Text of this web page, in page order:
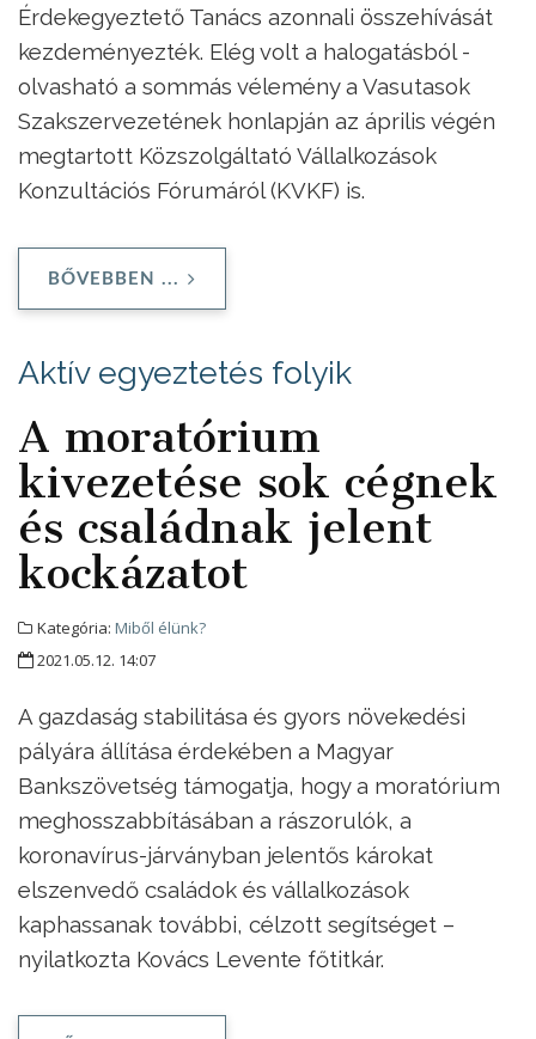
Érdekegyeztető Tanács azonnali összehívását
kezdeményezték. Elég volt a halogatásból -
olvasható a sommás vélemény a Vasutasok
Szakszervezetének honlapján az április végén
megtartott Közszolgáltató Vállalkozások
Konzultációs Fórumáról (KVKF) is.
BŐVEBBEN ...
Aktív egyeztetés folyik
A moratórium
kivezetése sok cégnek
és családnak jelent
kockázatot
Kategória: Miből élünk?
2021.05.12. 14:07
A gazdaság stabilitása és gyors növekedési
pályára állítása érdekében a Magyar
Bankszövetség támogatja, hogy a moratórium
meghosszabbításában a rászorulók, a
koronavírus-járványban jelentős károkat
elszenvedő családok és vállalkozások
kaphassanak további, célzott segítséget –
nyilatkozta Kovács Levente főtitkár.